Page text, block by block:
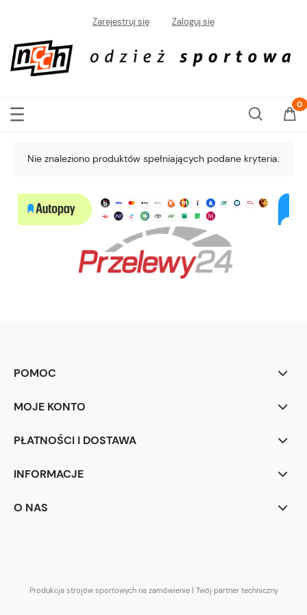
Zarejestruj się Zaloguj się
Nie znaleziono produktów spełniających podane kryteria.
POMOC
MOJE KONTO
PŁATNOŚCI I DOSTAWA
INFORMACJE
O NAS
Produkcja strojów sportowych na zamówienie | Twój partner techniczny